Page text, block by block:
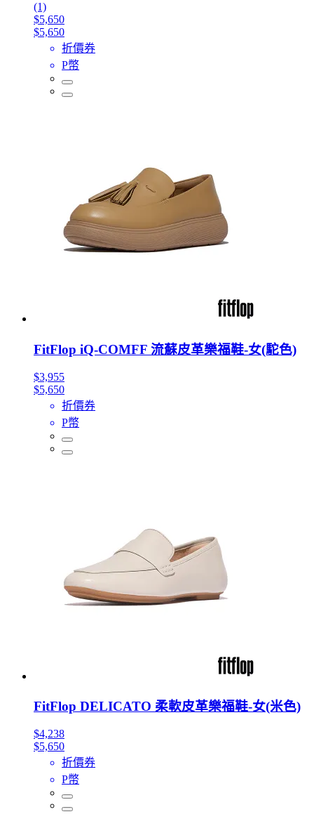
(1)
$5,650
$5,650
折價券
P幣
FitFlop iQ-COMFF 流蘇皮革樂福鞋-女(駝色)
$3,955
$5,650
折價券
P幣
FitFlop DELICATO 柔軟皮革樂福鞋-女(米色)
$4,238
$5,650
折價券
P幣